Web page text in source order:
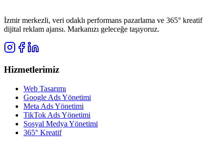
İzmir merkezli, veri odaklı performans pazarlama ve 365° kreatif
dijital reklam ajansı. Markanızı geleceğe taşıyoruz.
Hizmetlerimiz
Web Tasarımı
Google Ads Yönetimi
Meta Ads Yönetimi
TikTok Ads Yönetimi
Sosyal Medya Yönetimi
365° Kreatif